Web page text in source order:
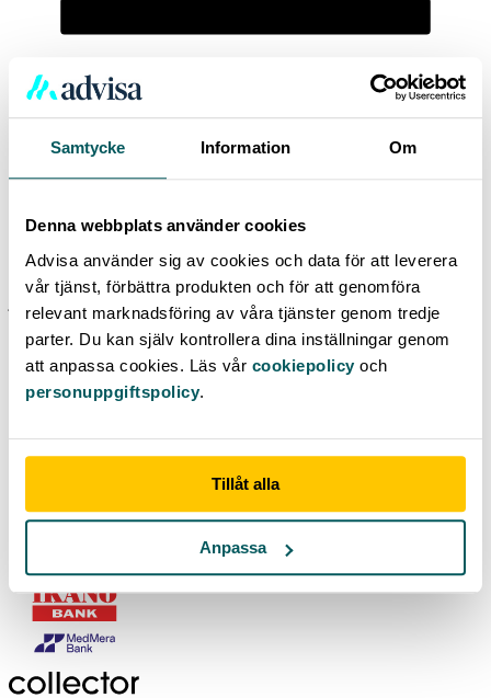
Samtycke Information Om
Denna webbplats använder cookies
Advisa använder sig av cookies och data för att leverera
vår tjänst, förbättra produkten och för att genomföra
relevant marknadsföring av våra tjänster genom tredje
parter. Du kan själv kontrollera dina inställningar genom
att anpassa cookies. Läs vår cookiepolicyoch
personuppgiftspolicy.
Tillåt alla
Anpassa
Advisa
/Långivare
långivare
Advisa är en låneförmedlare registrerad hos Finansinspektionen. Vi
jämför lån från 40 banker och långivare. Genom oss kan du få
erbjudanden från en eller flera av följande anslutna långivare: